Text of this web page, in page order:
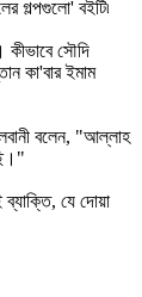
গল্পগুলো' বইটি৷
সৌদি
কা'বার ইমাম
বলেন, "আল্লাহ
যে দোয়া